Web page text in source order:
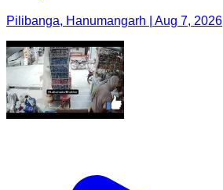
Pilibanga, Hanumangarh | Aug 7, 2026